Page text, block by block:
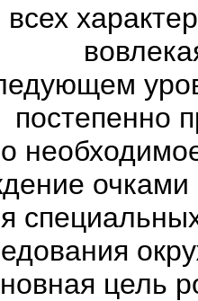
постепенно
цель